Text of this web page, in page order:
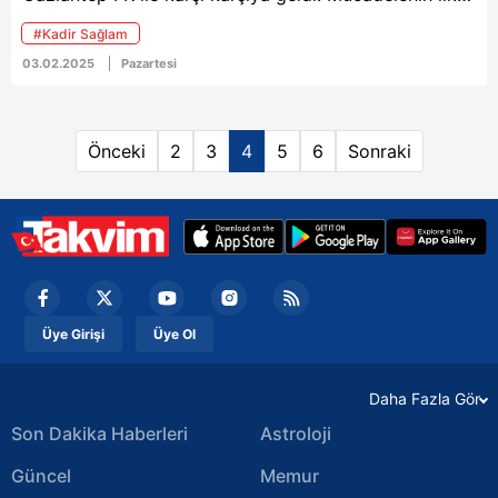
yarısında Fernando Muslera'dan seken top Davinson
Sanchez'in koluna çarptı. Sonrasında gözler hakem
Kadir Sağlam'a çevrildi ve ev sahibi ekip penaltı
#Kadir Sağlam
03.02.2025 Pazartesi
Önceki 2 3 4 5 6 Sonraki
Üye Girişi Üye Ol
Daha Fazla Gör
Son Dakika Haberleri
Güncel
Astroloji
Memur